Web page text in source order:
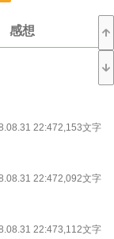
知ってしまった―
感想
22:472,153文字
22:472,092文字
22:473,112文字